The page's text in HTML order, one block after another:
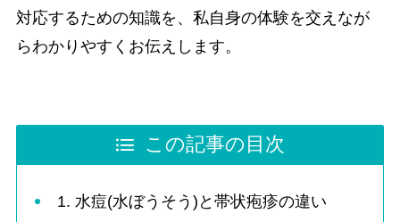
対応するための知識を、私自身の体験を交えなが
らわかりやすくお伝えします。
この記事の目次
1. 水痘(水ぼうそう)と帯状疱疹の違い